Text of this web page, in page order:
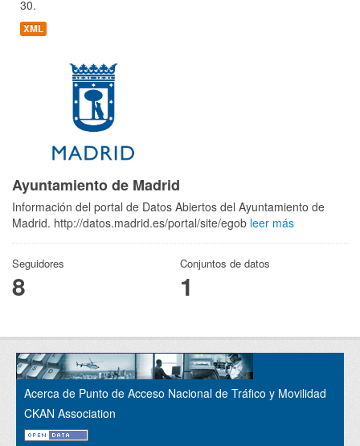
30.
XML
Ayuntamiento de Madrid
Información del portal de Datos Abiertos del Ayuntamiento de
Madrid. http://datos.madrid.es/portal/site/egob leer más
Seguidores
8
Conjuntos de datos
1
Acerca de Punto de Acceso Nacional de Tráfico y Movilidad
CKAN Association